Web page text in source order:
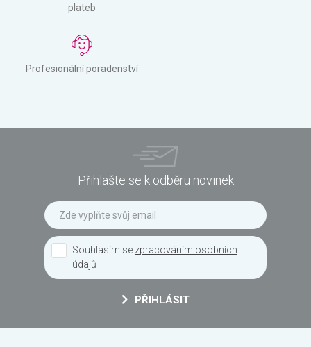
plateb
Profesionální poradenství
Přihlašte se k odběru novinek
Souhlasím se zpracováním osobních
údajů
PŘIHLÁSIT